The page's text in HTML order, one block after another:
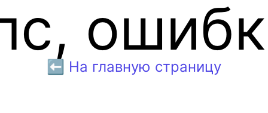
⬅️ На главную страницу